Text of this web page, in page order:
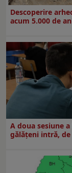
Descoperire
acum 5.000 de
A doua sesiune
gălăţeni intră,